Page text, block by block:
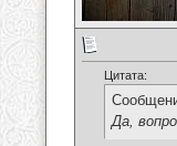
Цитата:
Да,